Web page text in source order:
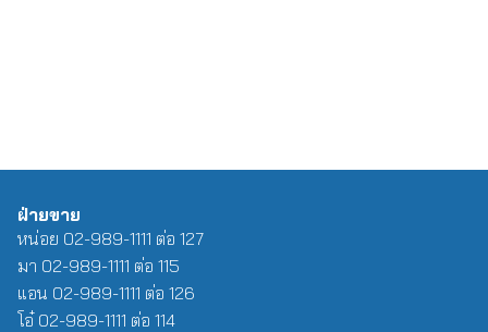
ฝ่ายขาย
หน่อย 02-989-1111 ต่อ 127
มา 02-989-1111 ต่อ 115
แอน 02-989-1111 ต่อ 126
โอ๋ 02-989-1111 ต่อ 114